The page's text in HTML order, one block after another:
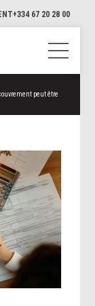
+334 67 20 28 00
peut être